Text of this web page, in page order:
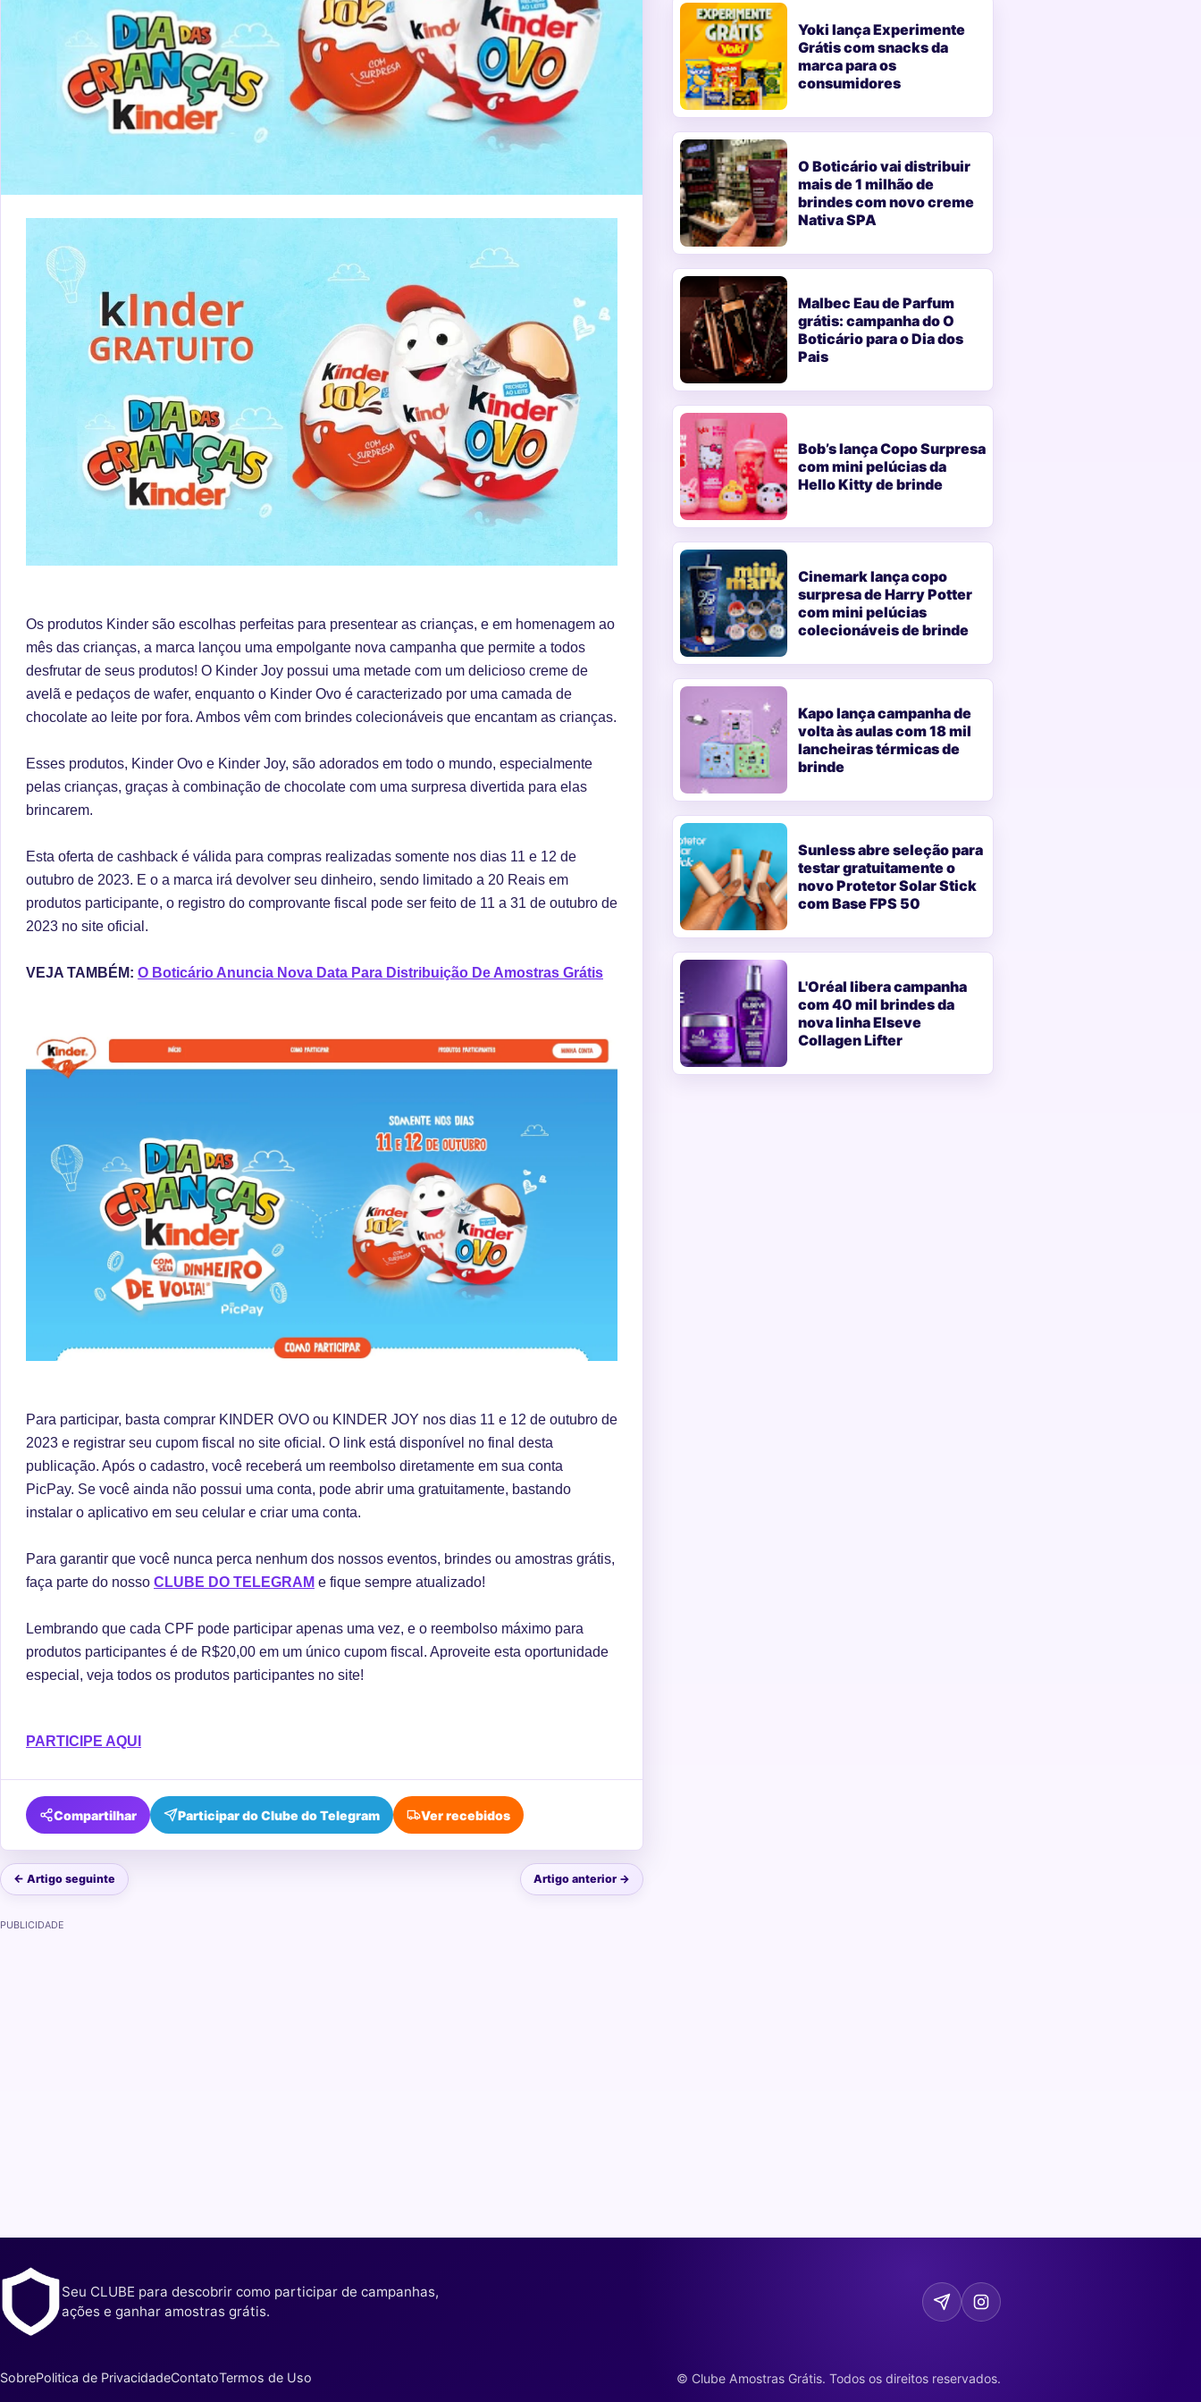
Os produtos Kinder são escolhas perfeitas para presentear as crianças, e em homenagem ao
mês das crianças, a marca lançou uma empolgante nova campanha que permite a todos
desfrutar de seus produtos! O Kinder Joy possui uma metade com um delicioso creme de
avelã e pedaços de wafer, enquanto o Kinder Ovo é caracterizado por uma camada de
chocolate ao leite por fora. Ambos vêm com brindes colecionáveis que encantam as crianças.
Esses produtos, Kinder Ovo e Kinder Joy, são adorados em todo o mundo, especialmente
pelas crianças, graças à combinação de chocolate com uma surpresa divertida para elas
brincarem.
Esta oferta de cashback é válida para compras realizadas somente nos dias 11 e 12 de
outubro de 2023. E o a marca irá devolver seu dinheiro, sendo limitado a 20 Reais em
produtos participante, o registro do comprovante fiscal pode ser feito de 11 a 31 de outubro de
2023 no site oficial.
VEJA TAMBÉM: O Boticário Anuncia Nova Data Para Distribuição De Amostras Grátis
Para participar, basta comprar KINDER OVO ou KINDER JOY nos dias 11 e 12 de outubro de
2023 e registrar seu cupom fiscal no site oficial. O link está disponível no final desta
publicação. Após o cadastro, você receberá um reembolso diretamente em sua conta
PicPay. Se você ainda não possui uma conta, pode abrir uma gratuitamente, bastando
instalar o aplicativo em seu celular e criar uma conta.
Para garantir que você nunca perca nenhum dos nossos eventos, brindes ou amostras grátis,
faça parte do nosso CLUBE DO TELEGRAM e fique sempre atualizado!
Lembrando que cada CPF pode participar apenas uma vez, e o reembolso máximo para
produtos participantes é de R$20,00 em um único cupom fiscal. Aproveite esta oportunidade
especial, veja todos os produtos participantes no site!
PARTICIPE AQUI
Compartilhar Participar do Clube do Telegram Ver recebidos
← Artigo seguinte Artigo anterior →
Yoki lança Experimente
Grátis com snacks da
marca para os
consumidores
O Boticário vai distribuir
mais de 1 milhão de
brindes com novo creme
Nativa SPA
Malbec Eau de Parfum
grátis: campanha do O
Boticário para o Dia dos
Pais
Bob’s lança Copo Surpresa
com mini pelúcias da
Hello Kitty de brinde
Cinemark lança copo
surpresa de Harry Potter
com mini pelúcias
colecionáveis de brinde
Kapo lança campanha de
volta às aulas com 18 mil
lancheiras térmicas de
brinde
Sunless abre seleção para
testar gratuitamente o
novo Protetor Solar Stick
com Base FPS 50
L'Oréal libera campanha
com 40 mil brindes da
nova linha Elseve
Collagen Lifter
PUBLICIDADE
Seu CLUBE para descobrir como participar de campanhas,
ações e ganhar amostras grátis.
SobrePolitica de PrivacidadeContatoTermos de Uso © Clube Amostras Grátis. Todos os direitos reservados.